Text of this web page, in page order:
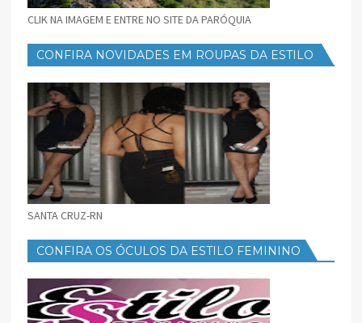
CLIK NA IMAGEM E ENTRE NO SITE DA PARÓQUIA
CONFIRA NOVIDADES EM ROUPAS DA ESTILO
SANTA CRUZ-RN
CONFIRA OS ÓCULOS DA ESTILO FEMININO